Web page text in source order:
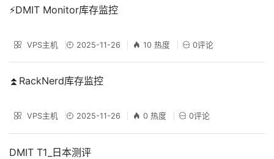
⚡DMIT Monitor库存监控
VPS主机 2025-11-26 10 热度 0评论
⏫RackNerd库存监控
VPS主机 2025-11-26 0 热度 0评论
DMIT T1_日本测评